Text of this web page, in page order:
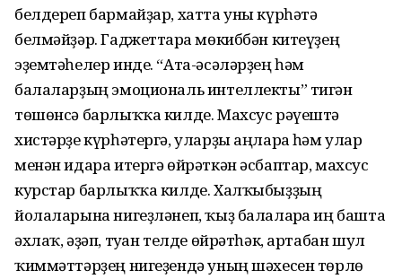
белдереп бармайҙар, хатта уны күрһәтә
белмәйҙәр. Гаджеттарға мөкиббән китеүҙең
эҙемтәһелер инде. “Ата-әсәләрҙең һәм
балаларҙың эмоциональ интеллекты” тигән
төшөнсә барлыҡҡа килде. Махсус рәүештә
хистәрҙе күрһәтергә, уларҙы аңларға һәм улар
менән идара итергә өйрәткән әсбаптар, махсус
курстар барлыҡҡа килде. Халҡыбыҙҙың
йолаларына нигеҙләнеп, ҡыҙ балаларға иң башта
әхлаҡ, әҙәп, туған телде өйрәтһәк, артабан шул
ҡиммәттәрҙең нигеҙендә уның шәхесен төрлө